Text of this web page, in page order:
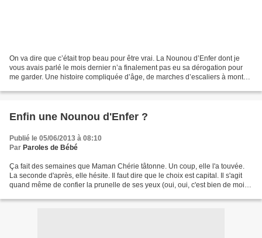
On va dire que c’était trop beau pour être vrai. La Nounou d’Enfer dont je
vous avais parlé le mois dernier n’a finalement pas eu sa dérogation pour
me garder. Une histoire compliquée d’âge, de marches d’escaliers à monter
Enfin une Nounou d'Enfer ?
Publié le 05/06/2013 à 08:10
Par Paroles de Bébé
Ça fait des semaines que Maman Chérie tâtonne. Un coup, elle l'a touvée.
La seconde d'après, elle hésite. Il faut dire que le choix est capital. Il s'agit
quand même de confier la prunelle de ses yeux (oui, oui, c'est bien de moi